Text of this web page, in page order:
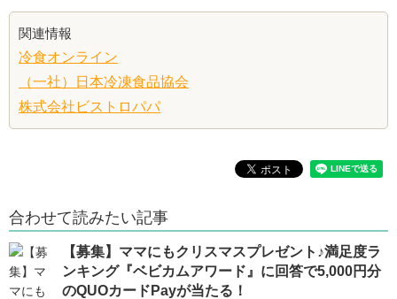
関連情報
冷食オンライン
（一社）日本冷凍食品協会
株式会社ビストロパパ
合わせて読みたい記事
【募集】ママにもクリスマスプレゼント♪満足度ラ
ンキング『ベビカムアワード』に回答で5,000円分
のQUOカードPayが当たる！